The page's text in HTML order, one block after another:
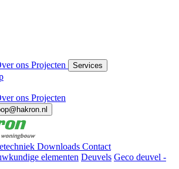
ons Projecten Services
ons Projecten
Downloads Contact
elementen Deuvels Geco deuvel -